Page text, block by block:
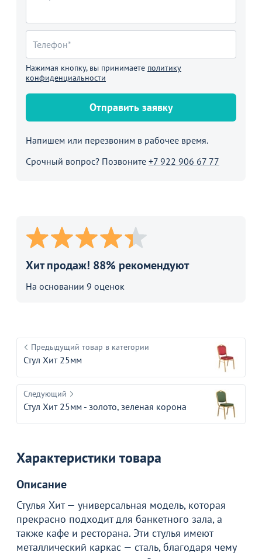
Нажимая кнопку, вы принимаете политику
конфиденциальности
Отправить заявку
Напишем или перезвоним в рабочее время.
Срочный вопрос? Позвоните +7 922 906 67 77
Хит продаж! 88% рекомендуют
На основании 9 оценок
Предыдущий товар в категории
Стул Хит 25мм
Следующий
Стул Хит 25мм - золото, зеленая корона
Характеристики товара
Описание
Стулья Хит — универсальная модель, которая
прекрасно подходит для банкетного зала, а
также кафе и ресторана. Эти стулья имеют
металлический каркас — сталь, благодаря чему